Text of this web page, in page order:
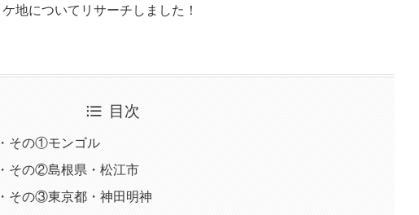
地についてリサーチしました！
目次
その①モンゴル
その②島根県・松江市
その③東京都・神田明神